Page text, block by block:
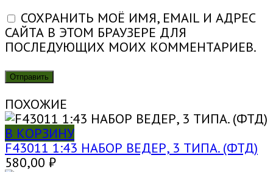
СОХРАНИТЬ МОЁ ИМЯ, EMAIL И АДРЕС
САЙТА В ЭТОМ БРАУЗЕРЕ ДЛЯ
ПОСЛЕДУЮЩИХ МОИХ КОММЕНТАРИЕВ.
ПОХОЖИЕ
В КОРЗИНУ
F43011 1:43 НАБОР ВЕДЕР, 3 ТИПА. (ФТД)
580,00 ₽